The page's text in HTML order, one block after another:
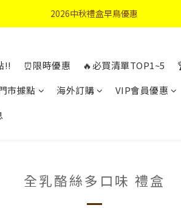
首購優惠輸入"N50"現折50元
2026中秋禮盒早鳥優惠
!! ⏰限時優惠 🔥必買清單TOP1~5
市據點 海外訂購 VIP會員優惠
全乳酪絲多口味 禮盒